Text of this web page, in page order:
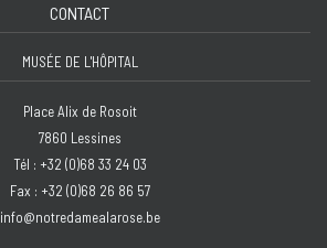
CONTACT
MUSÉE DE L'HÔPITAL
Place Alix de Rosoit
7860 Lessines
Tél : +32 (0)68 33 24 03
Fax : +32 (0)68 26 86 57
info@notredamealarose.be